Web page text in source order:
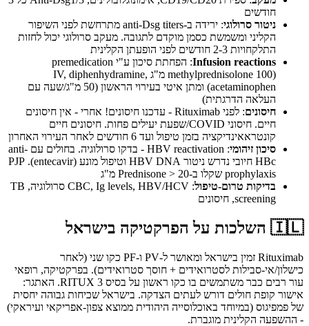
חודשים
ניטור סרולוגי
: ירידה ב-anti-Dsg titers מתרחשת לפני השיפור
הקליני ומשמשת כסמן מוקדם לתגובה. מעקב סרולוגי יכול לחזות
התלקחויות 2-3 חודשים לפני הופעתן הקלינית
Infusion reactions
: הפחתת סיכון ע"י premedication
(methylprednisolone 100 מ"ג IV, diphenhydramine,
acetaminophen) ומתן איטי בעירוי הראשון (50 מ"ג/שעה עם
העלאה הדרגתית)
חיסונים
: לפני Rituximab - עדכנו חיסונים! אחרי - אין חיסונים
חיים. חיסוני COVID/שפעת יעילים פחות. חיסונים חיים
קונטראאינדיקציה בזמן טיפול ועד 6 חודשים לאחר העירוי האחרון
סיכון זיהומי
: HBV reactivation - בדקו סרולוגיה. בחולים עם anti-
HBc חיובי נדרש ניטור HBV DNA וטיפול מונע (entecavir). PJP
prophylaxis שקלו ב-Prednisone > 20 מ"ג
בדיקות טרום-טיפול
: CBC, Ig levels, HBV/HCV סרולוגיה, TB
screening, חיסונים
🇮🇱 השלכות על הפרקטיקה בישראל
Rituximab זמין בישראל ומאושר ל-PV ו-PF כקו שני (לאחר
כישלון/אי-סבילות לסטרואידים + חוסך סטרואידים). בפרקטיקה, רופאי
עור רבים כבר משתמשים בו כקו ראשון על בסיס RITUX 3. האתגר:
אישור קופת חולים דורש לעתים הצדקה. בישראל שכיחות גבוהה יחסית
של פמפיגוס (במיוחד באוכלוסייה היהודית ממוצא צפון-אפריקאי ועיראקי)
- ההשפעה הקלינית מוגברת.